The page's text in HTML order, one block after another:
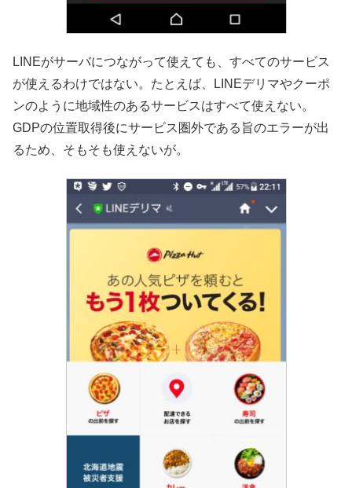
LINEがサーバにつながって使えても、すべてのサービス
が使えるわけではない。たとえば、LINEデリマやクーポ
ンのように地域性のあるサービスはすべて使えない。
GDPの位置取得後にサービス圏外である旨のエラーが出
るため、そもそも使えないが。